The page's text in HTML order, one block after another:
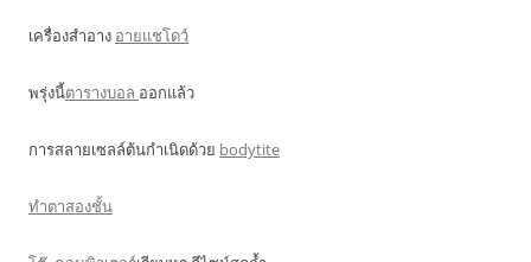
เครื่องสำอาง อายแชโดว์
พรุ่งนี้ตารางบอล ออกแล้ว
การสลายเซลล์ต้นกำเนิดด้วย bodytite
ทำตาสองชั้น